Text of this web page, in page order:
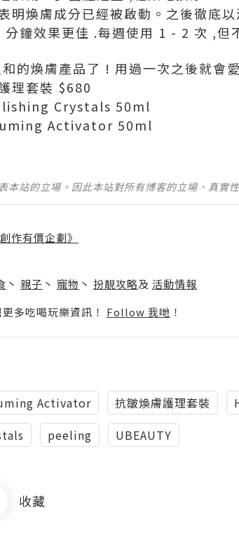
明煥膚成分已經被啟動。之後徹底
鐘效果更佳 .每週使用 1 - 2 次 ,但
的煥膚產品了 ! 用過一次之後就會
理套裝 $680
Crystals 50ml
Activator 50ml
本站的立場。因此本站對所有博客的立場、真實
作有價企劃》
丶 親子 丶 寵物 丶 扮靚攻略及 活動情報
多吃喝玩樂資訊！ Follow 我哋 ！
Activator 抗皺煥膚護理套裝
peeling UBEAUTY
收藏